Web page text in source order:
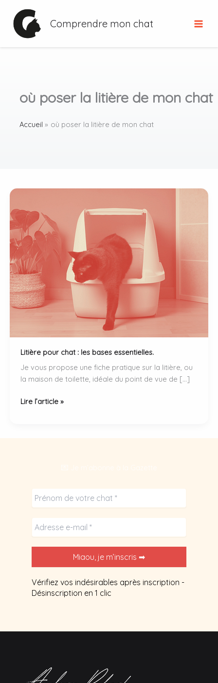
contenu
Comprendre mon chat
où poser la litière de mon chat
Accueil où poser la litière de mon chat
Litière pour chat : les bases essentielles.
Je vous propose une fiche pratique sur la litière, ou
la maison de toilette, idéale du point de vue de […]
Litière
Lire l’article »
Vérifiez vos indésirables après inscription -
Désinscription en 1 clic